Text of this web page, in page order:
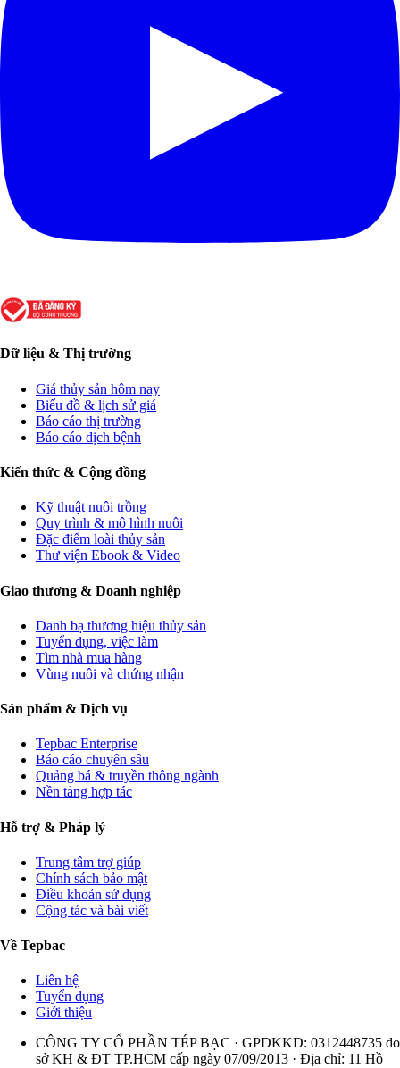
Dữ liệu & Thị trường
Giá thủy sản hôm nay
Biểu đồ & lịch sử giá
Báo cáo thị trường
Báo cáo dịch bệnh
Kiến thức & Cộng đồng
Kỹ thuật nuôi trồng
Quy trình & mô hình nuôi
Đặc điểm loài thủy sản
Thư viện Ebook & Video
Giao thương & Doanh nghiệp
Danh bạ thương hiệu thủy sản
Tuyển dụng, việc làm
Tìm nhà mua hàng
Vùng nuôi và chứng nhận
Sản phẩm & Dịch vụ
Tepbac Enterprise
Báo cáo chuyên sâu
Quảng bá & truyền thông ngành
Nền tảng hợp tác
Hỗ trợ & Pháp lý
Trung tâm trợ giúp
Chính sách bảo mật
Điều khoản sử dụng
Cộng tác và bài viết
Về Tepbac
Liên hệ
Tuyển dụng
Giới thiệu
CÔNG TY CỔ PHẦN TÉP BẠC · GPDKKD: 0312448735 do
sở KH & ĐT TP.HCM cấp ngày 07/09/2013 · Địa chỉ: 11 Hồ